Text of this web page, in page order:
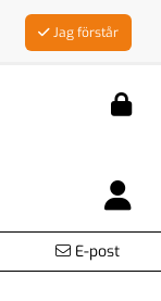
Jag förstår
E-post